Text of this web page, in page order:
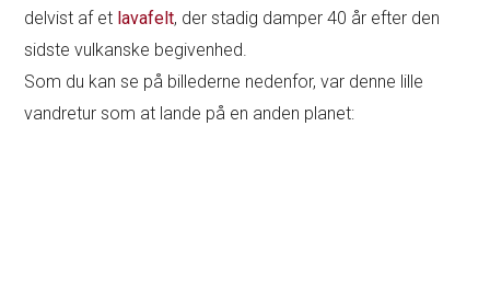
delvist af et lavafelt, der stadig damper 40 år efter den
sidste vulkanske begivenhed.
Som du kan se på billederne nedenfor, var denne lille
vandretur som at lande på en anden planet: